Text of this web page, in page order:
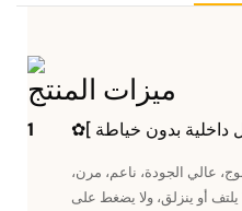
ميزات المنتج
1
عالي الجودة، ناعم، مرن،
أو ينزلق، ولا يضغط على